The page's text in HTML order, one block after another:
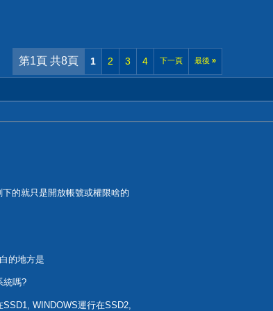
第1頁 共8頁 1 2 3 4 下一頁 最後 »
的就只是開放帳號或權限啥的
的地方是
統嗎?
WINDOWS運行在SSD2,